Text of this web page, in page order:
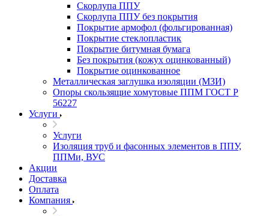
Скорлупа ППУ
Скорлупа ППУ без покрытия
Покрытие армофол (фольгированная)
Покрытие стеклопластик
Покрытие битумная бумага
Без покрытия (кожух оцинкованный)
Покрытие оцинкованное
Металлическая заглушка изоляции (МЗИ)
Опоры скользящие хомутовые ППМ ГОСТ Р
56227
Услуги
Услуги
Изоляция труб и фасонных элементов в ППУ,
ППМи, ВУС
Акции
Доставка
Оплата
Компания